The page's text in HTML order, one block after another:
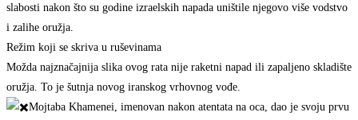
slabosti nakon što su godine izraelskih napada uništile njegovo više vodstvo
i zalihe oružja.
Režim koji se skriva u ruševinama
Možda najznačajnija slika ovog rata nije raketni napad ili zapaljeno skladište
oružja. To je šutnja novog iranskog vrhovnog vođe.
Mojtaba Khamenei, imenovan nakon atentata na oca, dao je svoju prvu